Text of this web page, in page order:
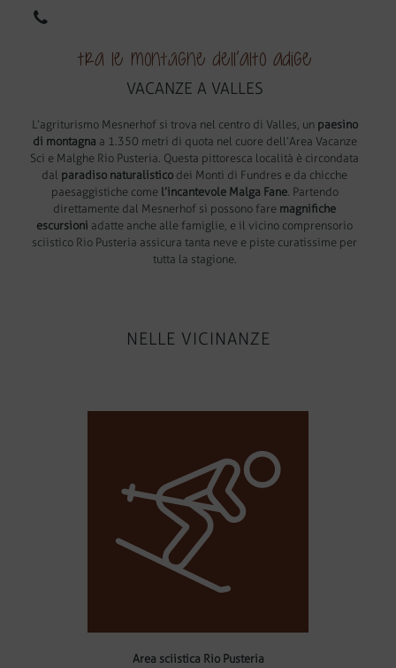
Tra le montagne dell’Alto Adige
VACANZE A VALLES
L’agriturismo Mesnerhof si trova nel centro di Valles, un paesino
di montagna a 1.350 metri di quota nel cuore dell’Area Vacanze
Sci e Malghe Rio Pusteria. Questa pittoresca località è circondata
dal paradiso naturalistico dei Monti di Fundres e da chicche
paesaggistiche come l’incantevole Malga Fane. Partendo
direttamente dal Mesnerhof si possono fare magnifiche
escursioni adatte anche alle famiglie, e il vicino comprensorio
sciistico Rio Pusteria assicura tanta neve e piste curatissime per
tutta la stagione.
NELLE VICINANZE
Area sciistica Rio Pusteria